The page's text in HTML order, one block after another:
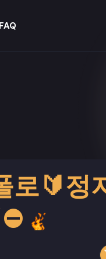
FAQ
로🔰정